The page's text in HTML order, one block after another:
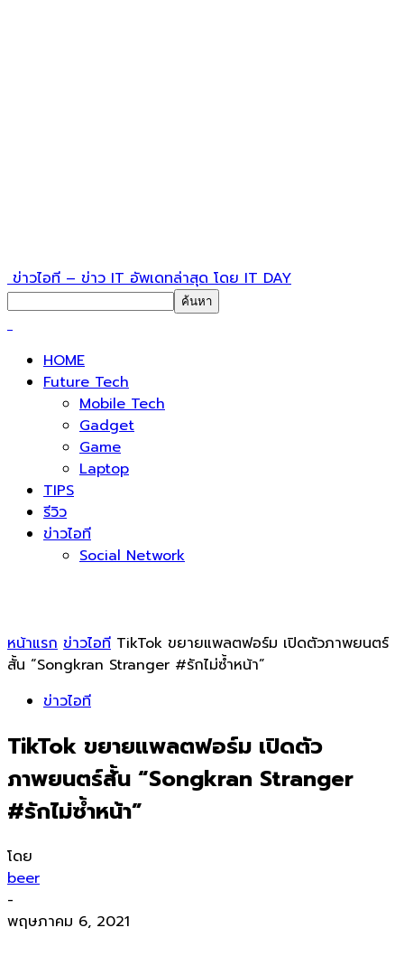
ข่าวไอที – ข่าว IT อัพเดทล่าสุด โดย IT DAY
HOME
Future Tech
Mobile Tech
Gadget
Game
Laptop
TIPS
รีวิว
ข่าวไอที
Social Network
หน้าแรก ข่าวไอที TikTok ขยายแพลตฟอร์ม เปิดตัวภาพยนตร์
สั้น “Songkran Stranger #รักไม่ซ้ำหน้า”
ข่าวไอที
TikTok ขยายแพลตฟอร์ม เปิดตัว
ภาพยนตร์สั้น “Songkran Stranger
#รักไม่ซ้ำหน้า”
โดย
beer
-
พฤษภาคม 6, 2021